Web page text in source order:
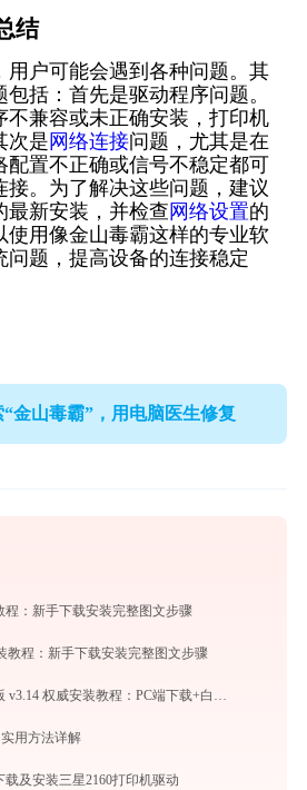
结
用户可能会遇到各种问题。其
括：首先是驱动程序问题。
不兼容或未正确安装，打印机
次是 网络连接问题，尤其是在
配置不正确或信号不稳定都可
接。为了解决这些问题，建议
最新安装，并检查 网络设置的
使用像金山毒霸这样的专业软
问题，提高设备的连接稳定
金山毒霸”，用电脑医生修复
程：新手下载安装完整图文步骤
教程：新手下载安装完整图文步骤
植物大战僵尸杂交版 v3.14 权威安装教程：PC端下载+白屏闪退完美解决
用方法详解
及安装三星2160打印机驱动